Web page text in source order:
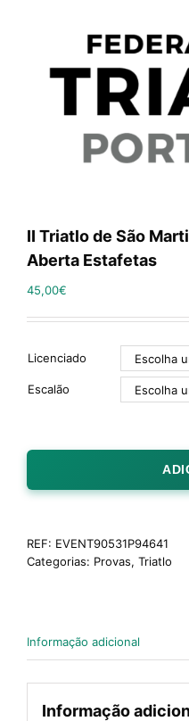
II Triatlo de São
Aberta Estafetas
45,00€
Licenciado
Escalão
REF: EVENT90531P94641
Categorias: Provas, Triatlo
Informação adicional
Informação